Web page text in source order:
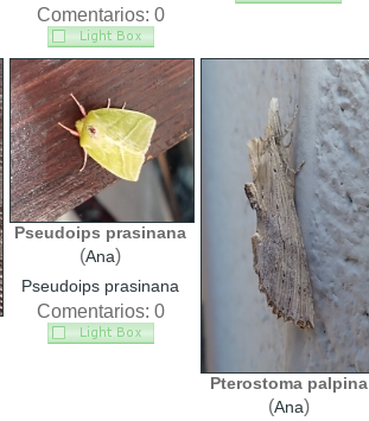
Comentarios: 0
Pseudoips prasinana
(Ana)
Pseudoips prasinana
Comentarios: 0
Pterostoma palpina
(Ana)